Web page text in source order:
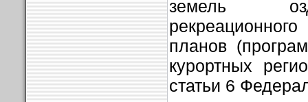
земель
планов
курортных
статьи 6